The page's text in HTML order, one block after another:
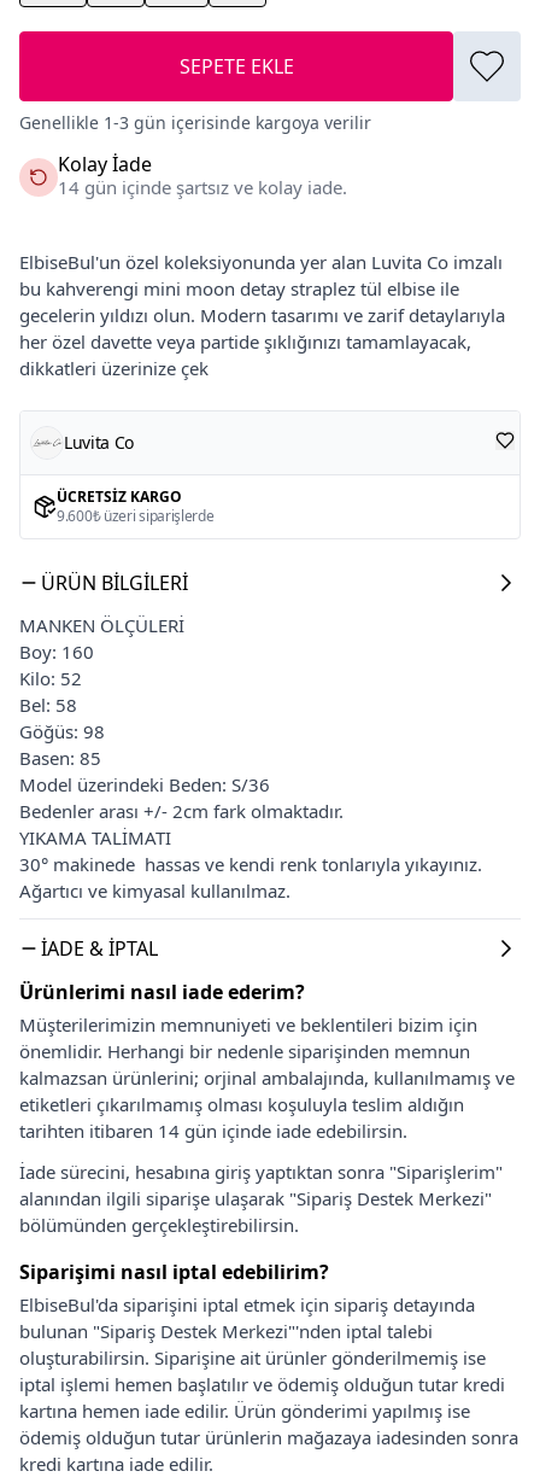
SEPETE EKLE
Genellikle 1-3 gün içerisinde kargoya verilir
Kolay İade
14 gün içinde şartsız ve kolay iade.
ElbiseBul'un özel koleksiyonunda yer alan Luvita Co imzalı
bu kahverengi mini moon detay straplez tül elbise ile
gecelerin yıldızı olun. Modern tasarımı ve zarif detaylarıyla
her özel davette veya partide şıklığınızı tamamlayacak,
dikkatleri üzerinize çek
Luvita Co
ÜCRETSIZ KARGO
9.600₺ üzeri siparişlerde
ÜRÜN BILGILERI
MANKEN ÖLÇÜLERİ
Boy: 160
Kilo: 52
Bel: 58
Göğüs: 98
Basen: 85
Model üzerindeki Beden: S/36
Bedenler arası +/- 2cm fark olmaktadır.
YIKAMA TALİMATI
30° makinede hassas ve kendi renk tonlarıyla yıkayınız.
Ağartıcı ve kimyasal kullanılmaz.
İADE & İPTAL
Ürünlerimi nasıl iade ederim?
Müşterilerimizin memnuniyeti ve beklentileri bizim için
önemlidir. Herhangi bir nedenle siparişinden memnun
kalmazsan ürünlerini; orjinal ambalajında, kullanılmamış ve
etiketleri çıkarılmamış olması koşuluyla teslim aldığın
tarihten itibaren 14 gün içinde iade edebilirsin.
İade sürecini, hesabına giriş yaptıktan sonra "Siparişlerim"
alanından ilgili siparişe ulaşarak "Sipariş Destek Merkezi"
bölümünden gerçekleştirebilirsin.
Siparişimi nasıl iptal edebilirim?
ElbiseBul'da siparişini iptal etmek için sipariş detayında
bulunan "Sipariş Destek Merkezi"'nden iptal talebi
oluşturabilirsin. Siparişine ait ürünler gönderilmemiş ise
iptal işlemi hemen başlatılır ve ödemiş olduğun tutar kredi
kartına hemen iade edilir. Ürün gönderimi yapılmış ise
ödemiş olduğun tutar ürünlerin mağazaya iadesinden sonra
kredi kartına iade edilir.